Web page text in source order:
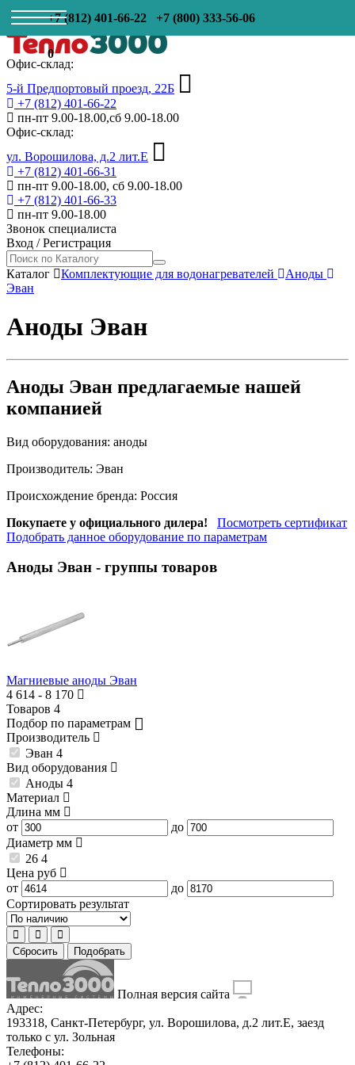
+7 (812) 401-66-22 +7 (800) 333-56-06
0
Офис-склад:
5-й Предпортовый проезд, 22Б
+7 (812) 401-66-22
пн-пт 9.00-18.00,сб 9.00-18.00
Офис-склад:
ул. Ворошилова, д.2 лит.Е
+7 (812) 401-66-31
пн-пт 9.00-18.00, сб 9.00-18.00
+7 (812) 401-66-33
пн-пт 9.00-18.00
Звонок специалиста
Вход /Регистрация
Каталог Комплектующие для водонагревателей
Аноды
Эван
Аноды Эван
Аноды Эван предлагаемые нашей
компанией
Вид оборудования: аноды
Производитель: Эван
Происхождение бренда: Россия
Покупаете у официального дилера!
Посмотреть сертификат
Подобрать данное оборудование по параметрам
Аноды Эван - группы товаров
Магниевые аноды Эван
4 614 - 8 170
Товаров 4
Подбор по параметрам
Производитель
Эван 4
Вид оборудования
Аноды 4
Материал
Длина мм
от
до
Диаметр мм
26 4
Цена руб
от
до
Сортировать результат
Сбросить Подобрать
Полная версия сайта
Адрес:
193318, Санкт-Петербург, ул. Ворошилова, д.2 лит.Е, заезд
только с ул. Зольная
Телефоны: